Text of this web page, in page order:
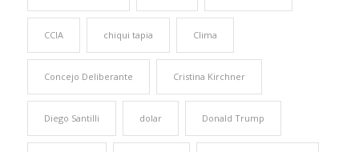
CCIA chiqui tapia Clima
Concejo Deliberante Cristina Kirchner
Diego Santilli dolar Donald Trump